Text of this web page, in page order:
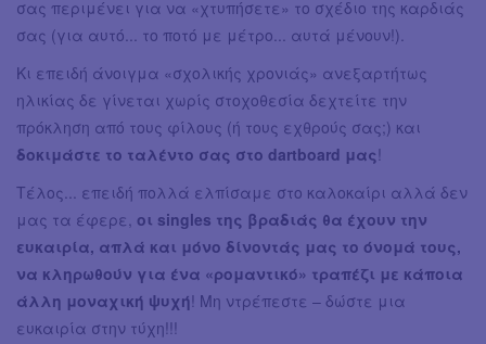
σας περιμένει για να «χτυπήσετε» το σχέδιο της καρδιάς
σας (για αυτό... το ποτό με μέτρο... αυτά μένουν!).
Κι επειδή άνοιγμα «σχολικής χρονιάς» ανεξαρτήτως
ηλικίας δε γίνεται χωρίς στοχοθεσία δεχτείτε την
πρόκληση από τους φίλους (ή τους εχθρούς σας;) και
δοκιμάστε το ταλέντο σας στο dartboard μας!
Τέλος... επειδή πολλά ελπίσαμε στο καλοκαίρι αλλά δεν
μας τα έφερε, οι singles της βραδιάς θα έχουν την
ευκαιρία, απλά και μόνο δίνοντάς μας το όνομά τους,
να κληρωθούν για ένα «ρομαντικό» τραπέζι με κάποια
άλλη μοναχική ψυχή! Μη ντρέπεστε – δώστε μια
ευκαιρία στην τύχη!!!